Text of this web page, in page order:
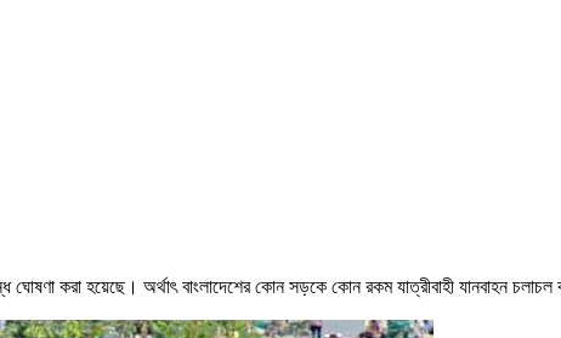
ঘোষণা করা হয়েছে। অর্থাৎ বাংলাদেশের কোন সড়কে কোন রকম যাত্রীবাহী যানবাহন